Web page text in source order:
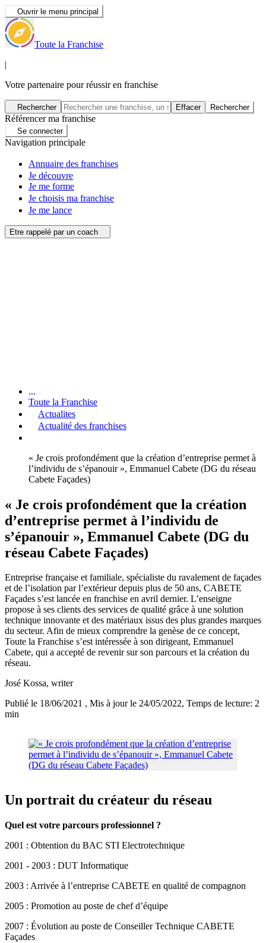
Ouvrir le menu principal
Toute la Franchise
|
Votre partenaire pour réussir en franchise
Rechercher Effacer Rechercher
Référencer ma franchise
Se connecter
Navigation principale
Annuaire des franchises
Je découvre
Je me forme
Je choisis ma franchise
Je me lance
Etre rappelé par un coach
...
Toute la Franchise
Actualites
Actualité des franchises
« Je crois profondément que la création d’entreprise permet à
l’individu de s’épanouir », Emmanuel Cabete (DG du réseau
Cabete Façades)
« Je crois profondément que la création
d’entreprise permet à l’individu de
s’épanouir », Emmanuel Cabete (DG du
réseau Cabete Façades)
Entreprise française et familiale, spécialiste du ravalement de façades
et de l’isolation par l’extérieur depuis plus de 50 ans, CABETE
Façades s’est lancée en franchise en avril dernier. L’enseigne
propose à ses clients des services de qualité grâce à une solution
technique innovante et des matériaux issus des plus grandes marques
du secteur. Afin de mieux comprendre la genèse de ce concept,
Toute la Franchise s’est intéressée à son dirigeant, Emmanuel
Cabete, qui a accepté de revenir sur son parcours et la création du
réseau.
José Kossa, writer
Publié le 18/06/2021 , Mis à jour le 24/05/2022, Temps de lecture: 2
min
Un portrait du créateur du réseau
Quel est votre parcours professionnel ?
2001 : Obtention du BAC STI Electrotechnique
2001 - 2003 : DUT Informatique
2003 : Arrivée à l’entreprise CABETE en qualité de compagnon
2005 : Promotion au poste de chef d’équipe
2007 : Évolution au poste de Conseiller Technique CABETE
Façades